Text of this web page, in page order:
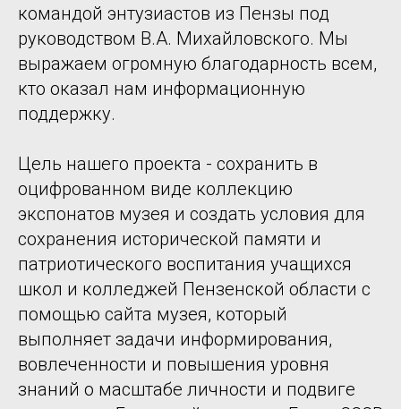
командой энтузиастов из Пензы под
руководством В.А. Михайловского. Мы
выражаем огромную благодарность всем,
кто оказал нам информационную
поддержку.
Цель нашего проекта - сохранить в
оцифрованном виде коллекцию
экспонатов музея и создать условия для
сохранения исторической памяти и
патриотического воспитания учащихся
школ и колледжей Пензенской области с
помощью сайта музея, который
выполняет задачи информирования,
вовлеченности и повышения уровня
знаний о масштабе личности и подвиге